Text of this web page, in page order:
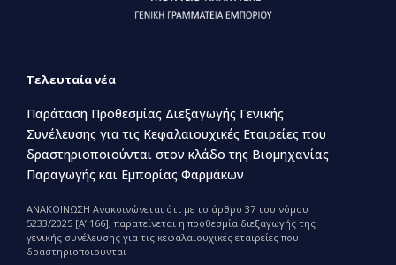
Τελευταία νέα
Παράταση Προθεσμίας Διεξαγωγής Γενικής
Συνέλευσης για τις Κεφαλαιουχικές Εταιρείες που
δραστηριοποιούνται στον κλάδο της Βιομηχανίας
Παραγωγής και Εμπορίας Φαρμάκων
ΑΝΑΚΟΙΝΩΣΗ Ανακοινώνεται ότι με το άρθρο 37 του νόμου
5233/2025 [Α’ 166], παρατείνεται η προθεσμία διεξαγωγής της
γενικής συνέλευσης για τις κεφαλαιουχικές εταιρείες που
δραστηριοποιούνται